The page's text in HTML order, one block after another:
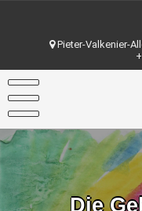
Pieter-Valkenier-
Die